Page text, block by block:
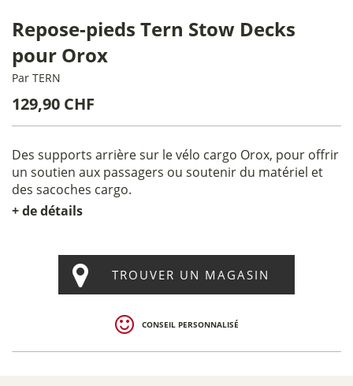
Repose-pieds Tern Stow Decks
pour Orox
Par TERN
129,90 CHF
Des supports arrière sur le vélo cargo Orox, pour offrir
un soutien aux passagers ou soutenir du matériel et
des sacoches cargo.
+ de détails
TROUVER UN MAGASIN
CONSEIL PERSONNALISÉ